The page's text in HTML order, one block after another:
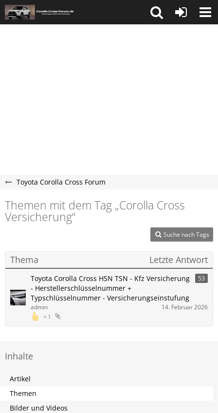
Toyota Corolla Cross Forum
Themen mit dem Tag „Corolla Cross
Versicherung“
Suche nach Tags
Thema Letzte Antwort
Toyota Corolla Cross HSN TSN - Kfz Versicherung
- Herstellerschlüsselnummer +
Typschlüsselnummer - Versicherungseinstufung
53
1
admin 14. Februar 2026
Inhalte
Artikel
Themen
Bilder und Videos